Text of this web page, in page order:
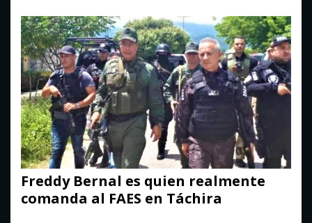
Freddy Bernal es quien realmente
comanda al FAES en Táchira